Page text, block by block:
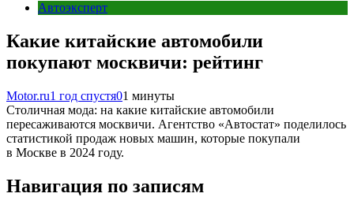
Автоэксперт
Какие китайские автомобили
покупают москвичи: рейтинг
Motor.ru1 год спустя01 минуты
Столичная мода: на какие китайские автомобили
пересаживаются москвичи. Агентство «Автостат» поделилось
статистикой продаж новых машин, которые покупали
в Москве в 2024 году.
Навигация по записям